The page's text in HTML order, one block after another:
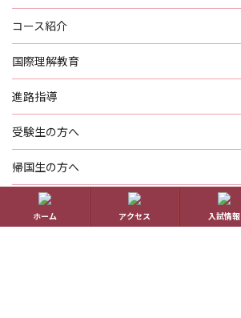
コース紹介
国際理解教育
進路指導
受験生の方へ
帰国生の方へ
学校概要
ホーム アクセス 入試情報